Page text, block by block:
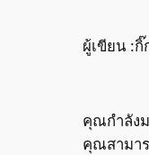
ผู้เขียน :กิ๊
คุณกำลัง
คุณสามา